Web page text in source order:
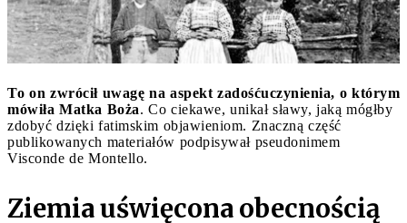
To on zwrócił uwagę na aspekt zadośćuczynienia, o którym
mówiła Matka Boża. Co ciekawe, unikał sławy, jaką mógłby
zdobyć dzięki fatimskim objawieniom. Znaczną część
publikowanych materiałów podpisywał pseudonimem
Visconde de Montello.
Ziemia uświęcona obecnością